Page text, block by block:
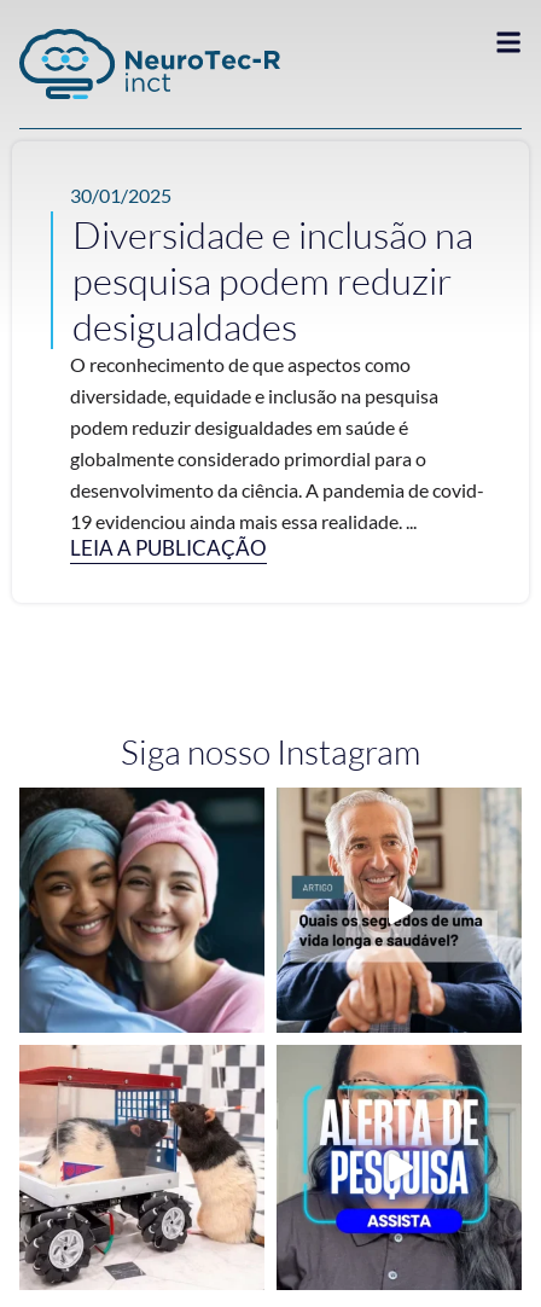
30/01/2025
Diversidade e inclusão na
pesquisa podem reduzir
desigualdades
O reconhecimento de que aspectos como
diversidade, equidade e inclusão na pesquisa
podem reduzir desigualdades em saúde é
globalmente considerado primordial para o
desenvolvimento da ciência. A pandemia de covid-
19 evidenciou ainda mais essa realidade. ...
LEIA A PUBLICAÇÃO
Siga nosso Instagram